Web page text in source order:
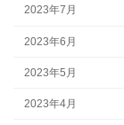
2023年7月
2023年6月
2023年5月
2023年4月